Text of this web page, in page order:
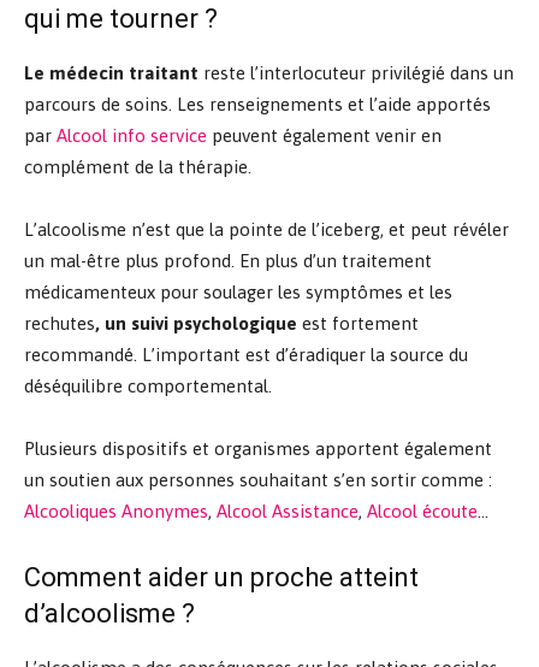
qui me tourner ?
Le médecin traitant reste l’interlocuteur privilégié dans un
parcours de soins. Les renseignements et l’aide apportés
par Alcool info service peuvent également venir en
complément de la thérapie.
L’alcoolisme n’est que la pointe de l’iceberg, et peut révéler
un mal-être plus profond. En plus d’un traitement
médicamenteux pour soulager les symptômes et les
rechutes, un suivi psychologique est fortement
recommandé. L’important est d’éradiquer la source du
déséquilibre comportemental.
Plusieurs dispositifs et organismes apportent également
un soutien aux personnes souhaitant s’en sortir comme :
Alcooliques Anonymes, Alcool Assistance, Alcool écoute
Comment aider un proche atteint
d’alcoolisme ?